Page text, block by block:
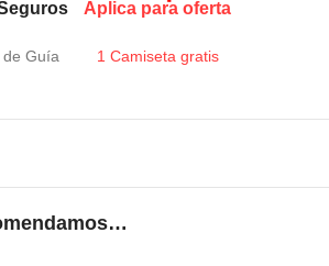
de Guía
Aplica para oferta
1 Camiseta gratis